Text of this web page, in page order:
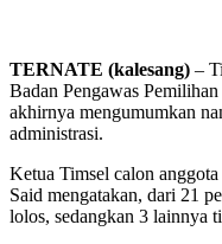
TERNATE (kalesang) –
Badan Pengawas
akhirnya mengumumkan
administrasi.
Ketua Timsel calon
Said mengatakan, dari 21
lolos, sedangkan 3 lainnya